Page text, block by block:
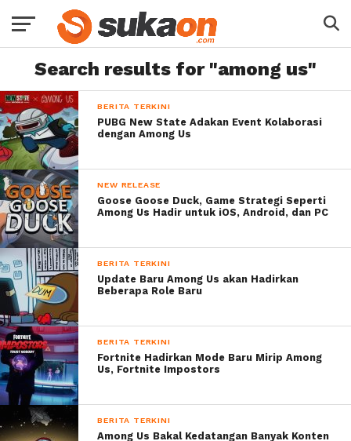
Search results for "among us"
BERITA TERKINI
PUBG New State Adakan Event Kolaborasi
dengan Among Us
NEW RELEASE
Goose Goose Duck, Game Strategi Seperti
Among Us Hadir untuk iOS, Android, dan PC
BERITA TERKINI
Update Baru Among Us akan Hadirkan
Beberapa Role Baru
BERITA TERKINI
Fortnite Hadirkan Mode Baru Mirip Among
Us, Fortnite Impostors
BERITA TERKINI
Among Us Bakal Kedatangan Banyak Konten